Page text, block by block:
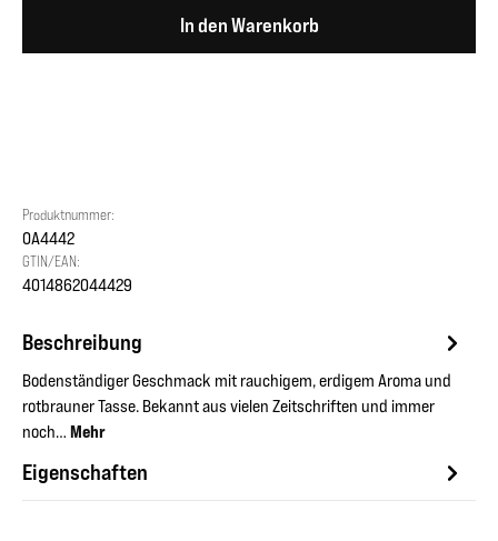
In den Warenkorb
Produktnummer:
OA4442
GTIN/EAN:
4014862044429
Beschreibung
Bodenständiger Geschmack mit rauchigem, erdigem Aroma und
rotbrauner Tasse. Bekannt aus vielen Zeitschriften und immer
noch… Mehr
Eigenschaften